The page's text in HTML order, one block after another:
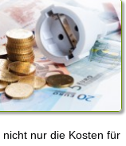
nicht nur die Kosten für